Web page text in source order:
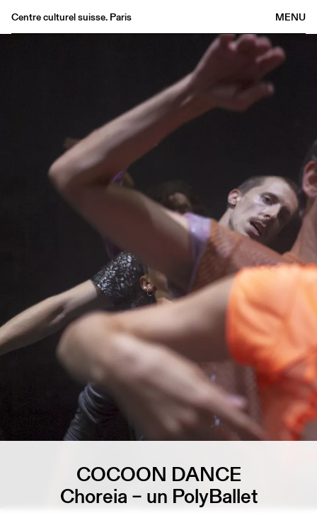
MENU
Centre culturel suisse. Paris
Médiathèque
Informations
COCOON DANCE
Choreia – un PolyBallet